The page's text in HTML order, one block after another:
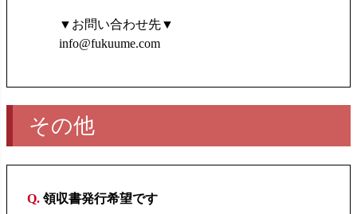
▼お問い合わせ先▼
info@fukuume.com
その他
領収書発行希望です